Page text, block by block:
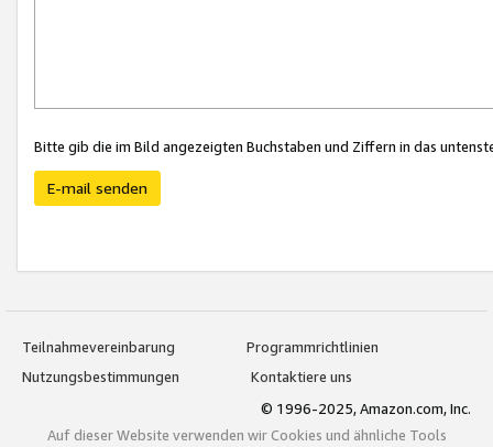
Bitte gib die im Bild angezeigten Buchstaben und Ziffern in das
E-mail senden
Teilnahmevereinbarung
Programmrichtlinien
Nutzungsbestimmungen
Kontaktiere uns
© 1996-2025, Amazon.com, Inc.
Auf dieser Website verwenden wir Cookies und ähnliche Tools